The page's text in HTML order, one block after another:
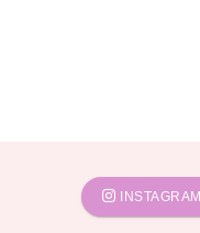
INSTAGRAM